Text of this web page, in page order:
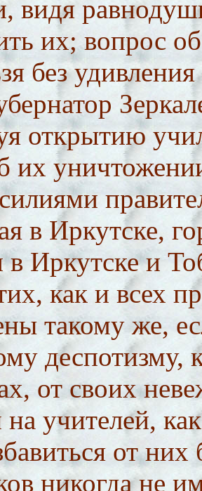
видя
их; вопрос
без
открытию
их
в Иркутске,
в Иркутске и
как и всех
такому же,
деспотизму,
от своих
учителей,
от
никогда не